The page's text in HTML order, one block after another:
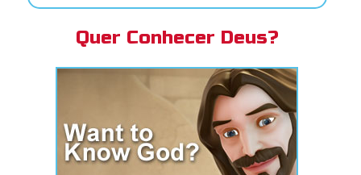
Quer Conhecer Deus?